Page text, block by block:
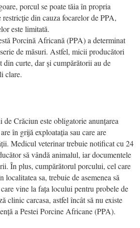
porcul se poate tăia în propria
din cauza focarelor de PPA,
este limitată.
Porcină Africană (PPA) a determinat
de măsuri. Astfel, micii producători
curte, dar și cumpărătorii au de
clare.
de Crăciun este obligatorie anunțarea
în grijă exploatația sau care are
Medicul veterinar trebuie notificat cu 24
să vândă animalul, iar documentele
În plus, cumpărătorul porcului, cel care
localitatea sa, trebuie de asemenea să
vine la fața locului pentru probele de
clinic carcasa, astfel încât să nu existe
a Pestei Porcine Africane (PPA).